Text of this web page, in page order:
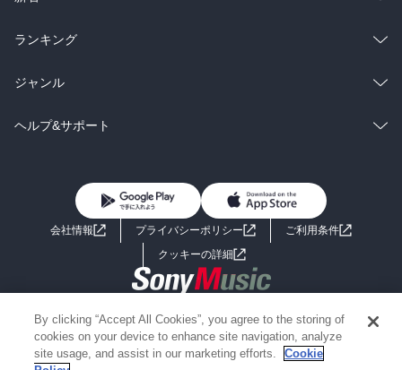
雑誌・グラビア
BL・TL
ラノベ
雑誌・グラビア
BL・TL
総合
ラノベ
雑誌・グラビア
ランキング
総合
ラノベ
ジャンル
コミック
ライトノベル 男子向けラノベ
小説
海外小説
ミステリー SF
ヘルプ&サポート
よくあるご質問 お問い合わせ
会社情報 プライバシーポリシー
ご利用条件
クッキーの詳細
Copyright 2017 - 2026 Sony Music Entertainment(Japan) Inc.
Information on the site is for the Japan domestic market only
powered by
By clicking “Accept All Cookies”, you agree to the storing of
cookies on your device to enhance site navigation, analyze
site usage, and assist in our marketing efforts.
Cookie